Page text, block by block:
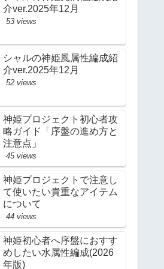
介ver.2025年12月
53 views
シャルの神姫風属性編成紹
介ver.2025年12月
52 views
神姫プロジェクト初心者攻
略ガイド「序盤の進め方と
注意点」
45 views
神姫プロジェクトで注意し
て使いたい貴重なアイテム
について
44 views
神姫初心者へ序盤におすす
めしたい水属性編成(2026
年版)